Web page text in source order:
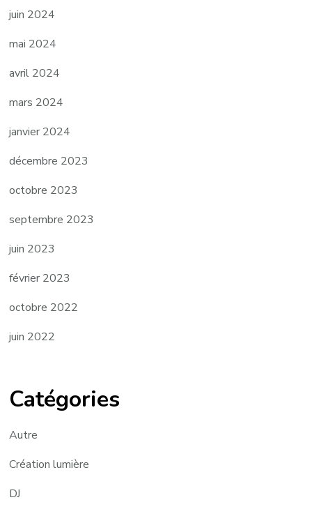
juin 2024
mai 2024
avril 2024
mars 2024
janvier 2024
décembre 2023
octobre 2023
septembre 2023
juin 2023
février 2023
octobre 2022
juin 2022
Catégories
Autre
Création lumière
DJ